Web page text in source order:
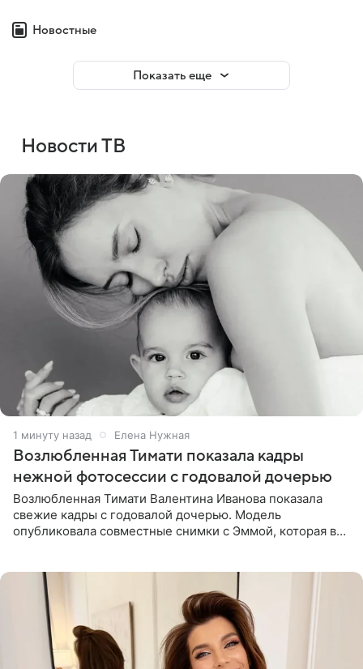
Новостные
Показать еще
Новости ТВ
1 минуту назад Елена Нужная
Возлюбленная Тимати показала кадры
нежной фотосессии с годовалой дочерью
Возлюбленная Тимати Валентина Иванова показала
свежие кадры с годовалой дочерью. Модель
опубликовала совместные снимки с Эммой, которая в